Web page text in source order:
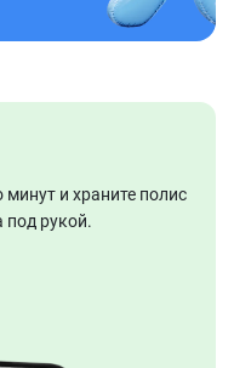
и храните полис
под рукой.